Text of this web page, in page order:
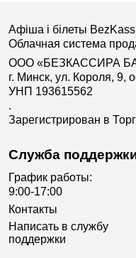
Афіша і білеты
Облачная система
ООО «БЕЗКАССИРА
г. Минск, ул. Короля, 9,
УНП 193615562
.
Зарегистрирован в
Служба
График работы:
9:00-17:00
Контакты
Написать в службу
поддержки